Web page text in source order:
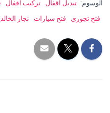
الوسوم: تبديل اقفال تركيب اقفال
فتح تجوري
فتح سيارات نجار